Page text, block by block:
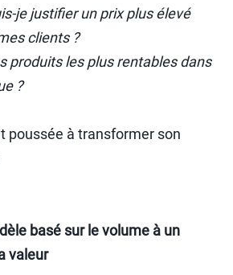
je justifier un prix plus élevé
clients ?
produits les plus rentables dans
?
poussée à transformer son
basé sur le volume à un
valeur